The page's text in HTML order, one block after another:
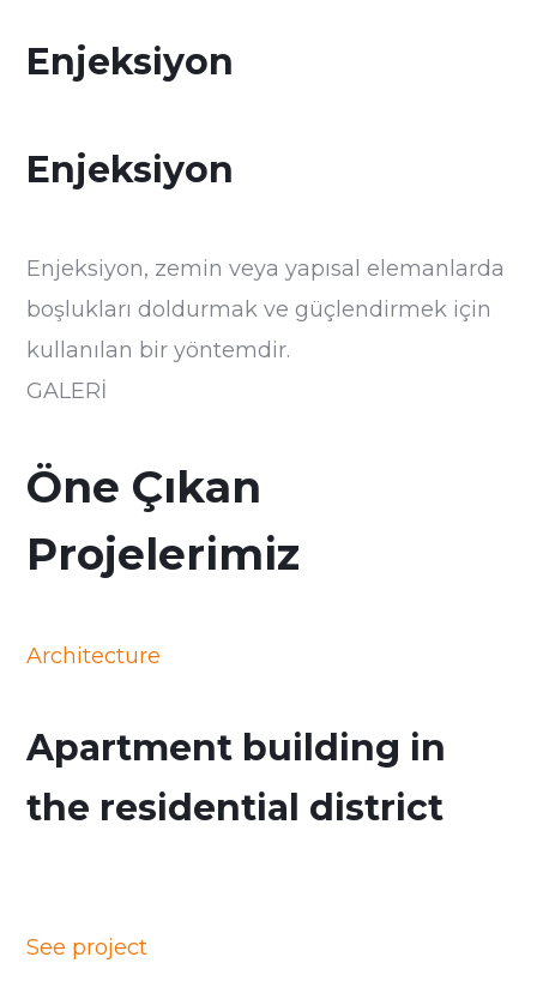
Enjeksiyon
Enjeksiyon
Enjeksiyon, zemin veya yapısal elemanlarda
boşlukları doldurmak ve güçlendirmek için
kullanılan bir yöntemdir.
GALERİ
Öne Çıkan
Projelerimiz
Architecture
Apartment building in
the residential district
See project